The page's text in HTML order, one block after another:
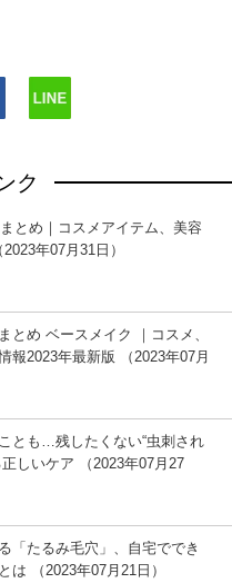
ク
とめ｜コスメアイテム、美容
年07月31日）
とめ ベースメイク ｜コスメ、
報2023年最新版 （2023年07月
とも…残したくない“虫刺され
しいケア （2023年07月27
「たるみ毛穴」、自宅ででき
は （2023年07月21日）